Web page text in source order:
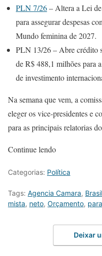
PLN 7/26– Altera a Lei
para assegurar despesas
Mundo feminina de 2027.
PLN 13/26 – Abre crédito
de R$ 488,1 milhões para
de investimento
Na semana que vem, a
eleger os vice-presidentes e
para as principais relatorias
Continue lendo
Categorias: Política
Tags: Agencia Camara, Brasil
mista, neto, Orçamento, para
Deixar